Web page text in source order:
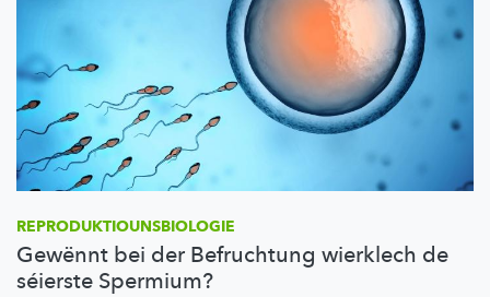
REPRODUKTIOUNSBIOLOGIE
Gewënnt bei der Befruchtung wierklech de
séierste Spermium?